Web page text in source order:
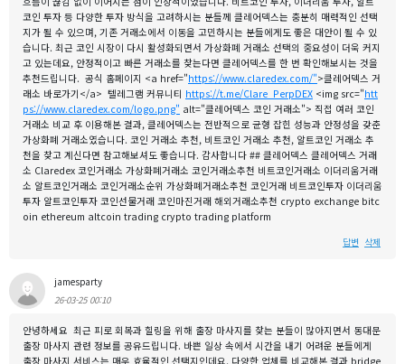
코인 투자 등 다양한 투자 방식을 고려하시는 분들께 클레어덱스는 충분히 매력적인 선택
지가 될 수 있으며, 기존 거래소에서 이동을 고민하시는 분들에게도 좋은 대안이 될 수 있
습니다. 최근 코인 시장이 다시 활성화되면서 가상화폐 거래소 선택의 중요성이 더욱 커지
고 있는데요, 안정적이고 빠른 거래소를 찾는다면 클레어덱스를 한 번 확인해보시는 것을
추천드립니다. 공식 홈페이지 <a href="https://www.claredex.com/">클레어덱스 거
래소 바로가기</a> 텔레그램 커뮤니티 https://t.me/Clare_PerpDEX <img src="htt
ps://www.claredex.com/logo.png" alt="클레어덱스 코인 거래소"> 직접 여러 코인
거래소 비교 후 이용해본 결과, 클레어덱스는 전반적으로 균형 잡힌 성능과 안정성을 갖춘
가상화폐 거래소였습니다. 코인 거래소 추천, 비트코인 거래소 추천, 알트코인 거래소 추
천을 찾고 계신다면 참고해보셔도 좋습니다. 감사합니다 ## 클레어덱스 클레어덱스 거래
소 Claredex 코인거래소 가상화폐거래소 코인거래소추천 비트코인거래소 이더리움거래
소 알트코인거래소 코인거래소순위 가상화폐거래소추천 코인거래 비트코인투자 이더리움
투자 알트코인투자 코인선물거래 코인마진거래 해외거래소추천 crypto exchange bitc
oin ethereum altcoin trading crypto trading platform
답변 삭제
jamesparty
26-03-25 00:10
안녕하세요 최근 피로 회복과 힐링을 위해 출장 마사지를 찾는 분들이 많아지면서 동대문
출장 마사지 관련 정보를 공유드립니다. 바쁜 일상 속에서 시간을 내기 어려운 분들에게
출장 마사지 서비스는 매우 효율적인 선택지인데요, 다양한 업체를 비교해본 결과 bridge